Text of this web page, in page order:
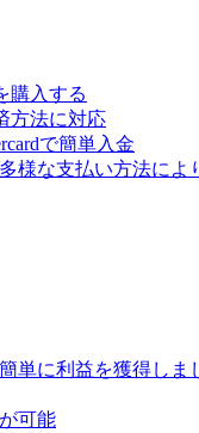
購入する
方法に対応
で簡単入金
様な支払い方法によ
単に利益を獲得しま
可能